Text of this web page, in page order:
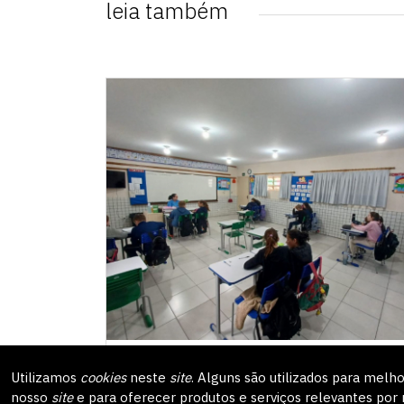
Utilizamos cookiesneste site. Alguns são utilizados para
nosso sitee para oferecer produtos e serviços relevantes por
leia também
EXTENSÃO03/12/2025